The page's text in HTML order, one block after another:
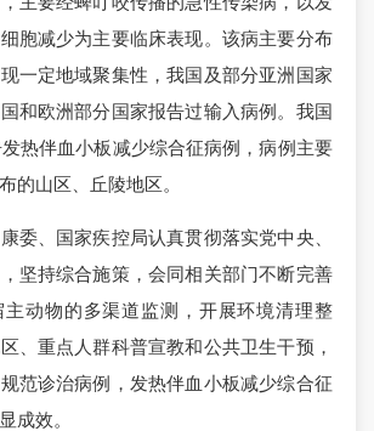
胞减少为主要临床表现。该病主要分布
一定地域聚集性，我国及部分亚洲国家
和欧洲部分国家报告过输入病例。我国
热伴血小板减少综合征病例，病例主要
的山区、丘陵地区。
、国家疾控局认真贯彻落实党中央、
坚持综合施策，会同相关部门不断完善
动物的多渠道监测，开展环境清理整
、重点人群科普宣教和公共卫生干预，
范诊治病例，发热伴血小板减少综合征
成效。